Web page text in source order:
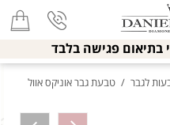
בתיאום פגישה בלבד
לגבר / טבעת גבר אוניקס אוול